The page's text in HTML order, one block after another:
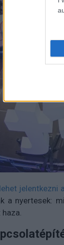
jelentkezni
a nyertesek: